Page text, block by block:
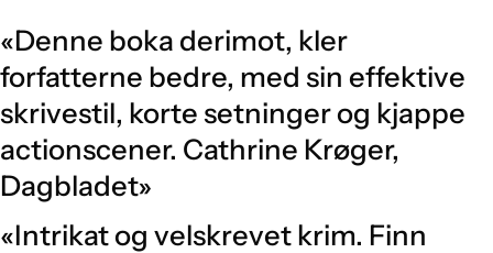
«Denne boka derimot, kler
forfatterne bedre, med sin effektive
skrivestil, korte setninger og kjappe
actionscener. Cathrine Krøger,
Dagbladet»
«Intrikat og velskrevet krim. Finn